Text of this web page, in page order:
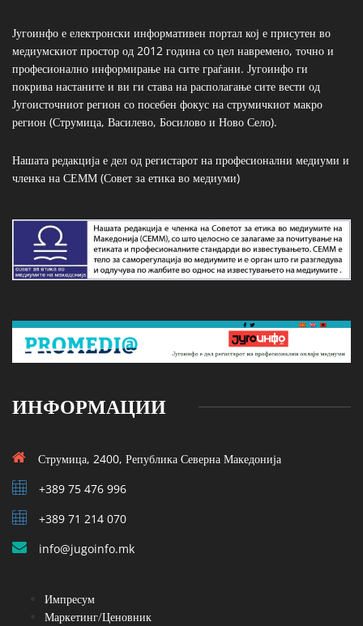
Југоинфо е електронски информативен портал кој е присутен во
медиумскиот простор од 2012 година со цел навремено, точно и
професионално информирање на сите граѓани. Југоинфо ги
покрива настаните и ви ги става на располагање сите вести од
Југоисточниот регион со посебен фокус на струмичкиот макро
регион (Струмица, Василево, Босилово и Ново Село).
Нашата редакција е дел од регистарот на професионални медиуми и
членка на СЕММ (Совет за етика во медиуми)
ИНФОРМАЦИИ
Струмица, 2400, Република Северна Македонија
+389 75 476 996
+389 71 214 070
info@jugoinfo.mk
Импресум
Маркетинг/Ценовник